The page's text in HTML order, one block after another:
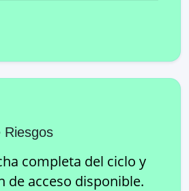
Riesgos
completa del ciclo y
de acceso disponible.